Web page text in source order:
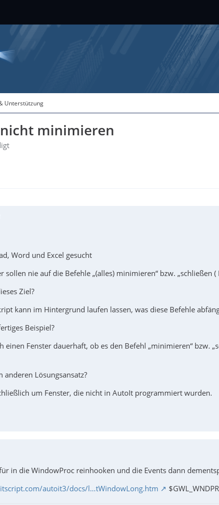
Unterstützung
minimieren
Word und Excel gesucht
sollen nie auf die Befehle „(alles) minimieren“ bzw. „schließen
Ziel?
kann im Hintergrund laufen lassen, was diese Befehle
Beispiel?
einen Fenster dauerhaft, ob es den Befehl „minimieren“ bzw.
anderen Lösungsansatz?
um Fenster, die nicht in AutoIt programmiert wurden.
in die WindowProc reinhooken und die Events dann
autoit3/docs/l…tWindowLong.htm